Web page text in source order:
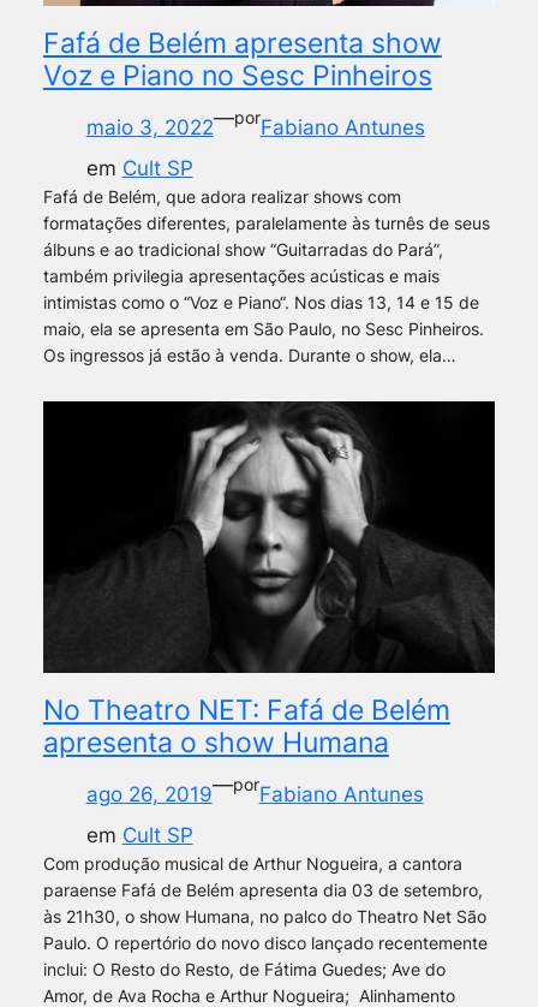
Fafá de Belém apresenta show
Voz e Piano no Sesc Pinheiros
maio 3, 2022—porFabiano Antunes
em Cult SP
Fafá de Belém, que adora realizar shows com
formatações diferentes, paralelamente às turnês de seus
álbuns e ao tradicional show “Guitarradas do Pará”,
também privilegia apresentações acústicas e mais
intimistas como o “Voz e Piano“. Nos dias 13, 14 e 15 de
maio, ela se apresenta em São Paulo, no Sesc Pinheiros.
Os ingressos já estão à venda. Durante o show, ela…
No Theatro NET: Fafá de Belém
apresenta o show Humana
ago 26, 2019—porFabiano Antunes
em Cult SP
Com produção musical de Arthur Nogueira, a cantora
paraense Fafá de Belém apresenta dia 03 de setembro,
às 21h30, o show Humana, no palco do Theatro Net São
Paulo. O repertório do novo disco lançado recentemente
inclui: O Resto do Resto, de Fátima Guedes; Ave do
Amor, de Ava Rocha e Arthur Nogueira; Alinhamento